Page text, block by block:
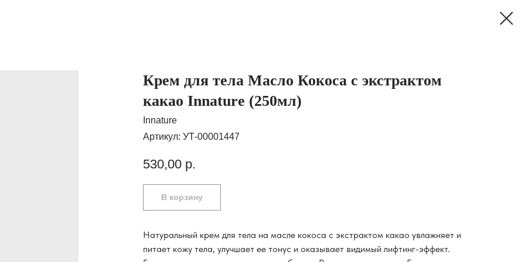
Крем для тела Масло Кокоса с экстрактом
какао Innature (250мл)
Innature
Артикул: УТ-00001447
530,00 р.
В корзину
Натуральный крем для тела на масле кокоса с экстрактом какао увлажняет и
питает кожу тела, улучшает ее тонус и оказывает видимый лифтинг-эффект.